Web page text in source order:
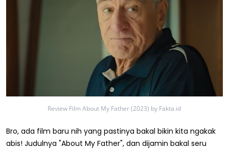
Review Film About My Father (2023) by Fakta.id
Bro, ada film baru nih yang pastinya bakal bikin kita ngakak
abis! Judulnya "About My Father", dan dijamin bakal seru